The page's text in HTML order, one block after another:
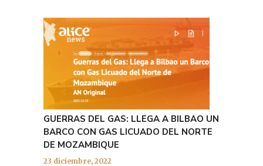
GUERRAS DEL GAS: LLEGA A BILBAO UN
BARCO CON GAS LICUADO DEL NORTE
DE MOZAMBIQUE
23 diciembre, 2022